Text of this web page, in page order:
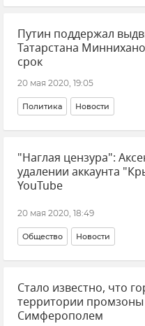
Путин поддержал
Татарстана
срок
20 мая 2020, 19:05
Политика Новости
"Наглая цензура":
удалении аккаунта
YouTube
20 мая 2020, 18:49
Общество Новости
Стало известно, что
территории
Симферополем